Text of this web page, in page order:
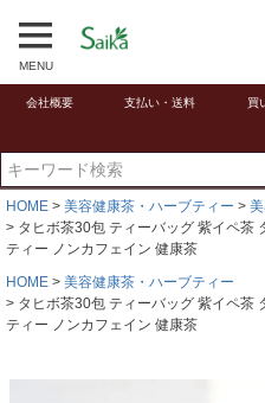
MENU
会社概要 支払い・送料 買
HOME 美容健康茶・ハーブティー
タヒボ茶30包 ティーバッグ 紫イペ茶
ティー ノンカフェイン 健康茶
HOME
美容健康茶・ハーブティー
タヒボ茶30包 ティーバッグ 紫イペ茶
ティー ノンカフェイン 健康茶